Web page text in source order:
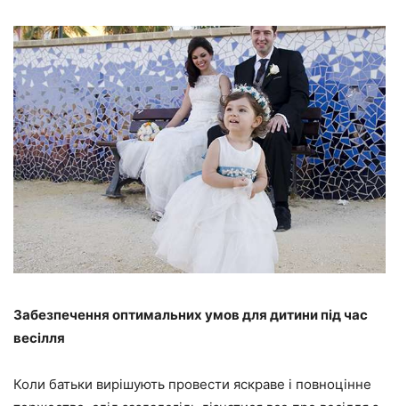
Забезпечення оптимальних умов для дитини під час
весілля
Коли батьки вирішують провести яскраве і повноцінне